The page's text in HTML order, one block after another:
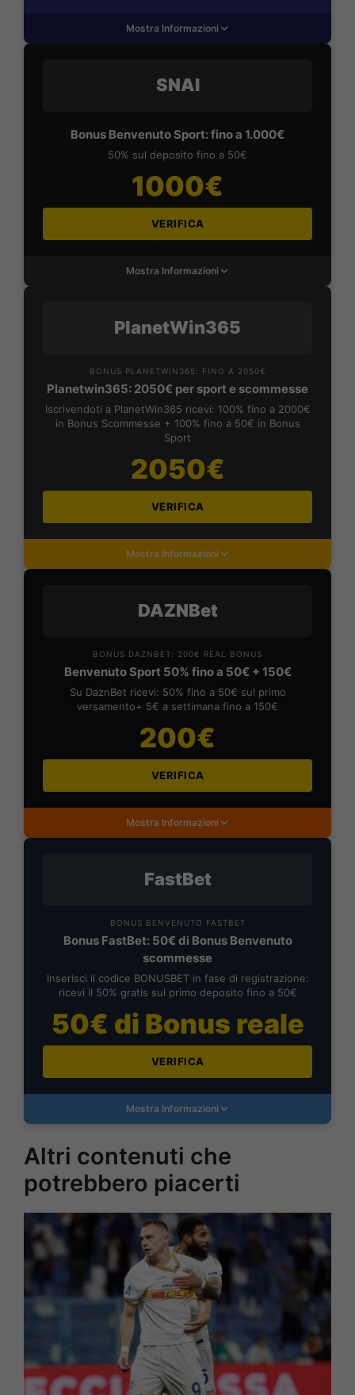
Mostra Informazioni
SNAI
Bonus Benvenuto Sport: fino a 1.000€
50% sul deposito fino a 50€
1000€
VERIFICA
Mostra Informazioni
PlanetWin365
BONUS PLANETWIN365: FINO A 2050€
Planetwin365: 2050€ per sport e scommesse
Iscrivendoti a PlanetWin365 ricevi: 100% fino a 2000€
in Bonus Scommesse + 100% fino a 50€ in Bonus
Sport
2050€
VERIFICA
Mostra Informazioni
DAZNBet
BONUS DAZNBET: 200€ REAL BONUS
Benvenuto Sport 50% fino a 50€ + 150€
Su DaznBet ricevi: 50% fino a 50€ sul primo
versamento+ 5€ a settimana fino a 150€
200€
VERIFICA
Mostra Informazioni
FastBet
BONUS BENVENUTO FASTBET
Bonus FastBet: 50€ di Bonus Benvenuto
scommesse
Inserisci il codice BONUSBET in fase di registrazione:
ricevi il 50% gratis sul primo deposito fino a 50€
50€ di Bonus reale
VERIFICA
Mostra Informazioni
Altri contenuti che
potrebbero piacerti